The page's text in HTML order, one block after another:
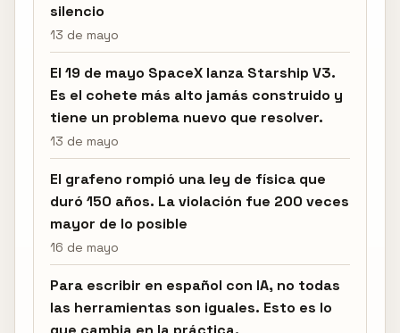
silencio
13 de mayo
El 19 de mayo SpaceX lanza Starship V3.
Es el cohete más alto jamás construido y
tiene un problema nuevo que resolver.
13 de mayo
El grafeno rompió una ley de física que
duró 150 años. La violación fue 200 veces
mayor de lo posible
16 de mayo
Para escribir en español con IA, no todas
las herramientas son iguales. Esto es lo